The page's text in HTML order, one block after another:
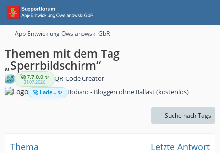
App-Entwicklung Owsianowski GbR
Themen mit dem Tag
„Sperrbildschirm“
🚀 7.7.0.0 ✨
31.07.2026 QR-Code Creator
🚀 Lade... ✨ Bobaro - Bloggen ohne Ballast (kostenlos)
Suche nach Tags
Thema Letzte Antwort